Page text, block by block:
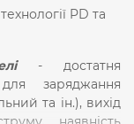
PD та
- достатня
для заряджання
та ін.), вихід